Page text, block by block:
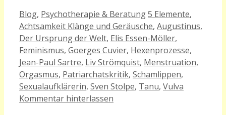
Kategorien
Blog, Psychotherapie & BeratungSchlagwörter
5 Elemente,
Achtsamkeit Klänge und Geräusche, Augustinus,
Der Ursprung der Welt, Elis Essen-Möller,
Feminismus, Goerges Cuvier, Hexenprozesse,
Jean-Paul Sartre, Liv Strömquist, Menstruation,
Orgasmus, Patriarchatskritik, Schamlippen,
Sexualaufklärerin, Sven Stolpe, Tanu, Vulva
Kommentar hinterlassen